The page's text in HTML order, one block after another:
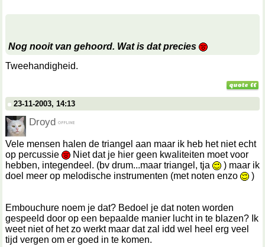
Nog nooit van gehoord. Wat is dat precies
Tweehandigheid.
23-11-2003, 14:13
Droyd
Vele mensen halen de triangel aan maar ik heb het niet echt
op percussie
Niet dat je hier geen kwaliteiten moet voor
hebben, integendeel. (bv drum...maar triangel, tja
) maar ik
doel meer op melodische instrumenten (met noten enzo
)
Embouchure noem je dat? Bedoel je dat noten worden
gespeeld door op een bepaalde manier lucht in te blazen? Ik
weet niet of het zo werkt maar dat zal idd wel heel erg veel
tijd vergen om er goed in te komen.